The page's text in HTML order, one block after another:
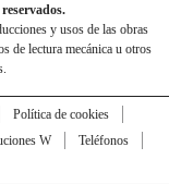
y usos de las obras
de lectura mecánica u otros
Política de cookies
W
Teléfonos